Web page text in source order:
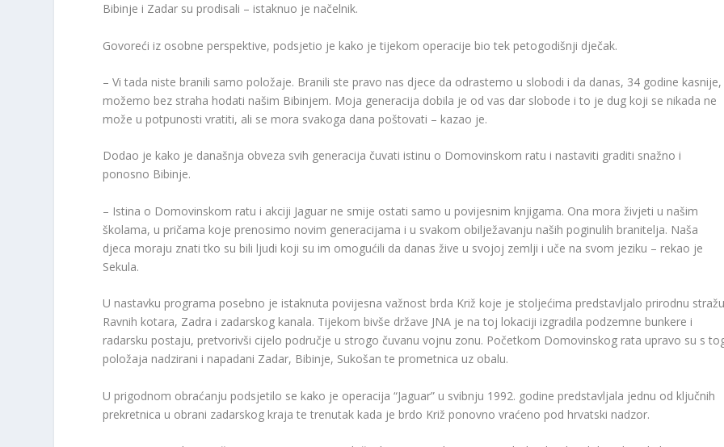
Bibinje i Zadar su prodisali – istaknuo je načelnik.
Govoreći iz osobne perspektive, podsjetio je kako je tijekom operacije bio tek petogodišnji dječak.
– Vi tada niste branili samo položaje. Branili ste pravo nas djece da odrastemo u slobodi i da danas, 34 godine kasnije,
možemo bez straha hodati našim Bibinjem. Moja generacija dobila je od vas dar slobode i to je dug koji se nikada ne
može u potpunosti vratiti, ali se mora svakoga dana poštovati – kazao je.
Dodao je kako je današnja obveza svih generacija čuvati istinu o Domovinskom ratu i nastaviti graditi snažno i
ponosno Bibinje.
– Istina o Domovinskom ratu i akciji Jaguar ne smije ostati samo u povijesnim knjigama. Ona mora živjeti u našim
školama, u pričama koje prenosimo novim generacijama i u svakom obilježavanju naših poginulih branitelja. Naša
djeca moraju znati tko su bili ljudi koji su im omogućili da danas žive u svojoj zemlji i uče na svom jeziku – rekao je
Sekula.
U nastavku programa posebno je istaknuta povijesna važnost brda Križ koje je stoljećima predstavljalo prirodnu
Ravnih kotara, Zadra i zadarskog kanala. Tijekom bivše države JNA je na toj lokaciji izgradila podzemne bunkere i
radarsku postaju, pretvorivši cijelo područje u strogo čuvanu vojnu zonu. Početkom Domovinskog rata upravo su s
položaja nadzirani i napadani Zadar, Bibinje, Sukošan te prometnica uz obalu.
U prigodnom obraćanju podsjetilo se kako je operacija “Jaguar” u svibnju 1992. godine predstavljala jednu od ključnih
prekretnica u obrani zadarskog kraja te trenutak kada je brdo Križ ponovno vraćeno pod hrvatski nadzor.